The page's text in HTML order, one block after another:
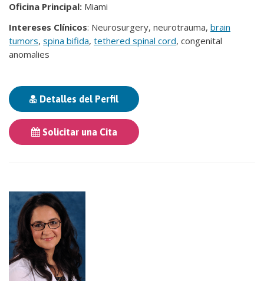
Oficina Principal: Miami
Intereses Clínicos: Neurosurgery, neurotrauma, brain
tumors, spina bifida, tethered spinal cord, congenital
anomalies
Detalles del Perfil
Solicitar una Cita